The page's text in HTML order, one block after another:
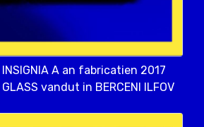
A an fabricatien 2017
vandut in BERCENI ILFOV